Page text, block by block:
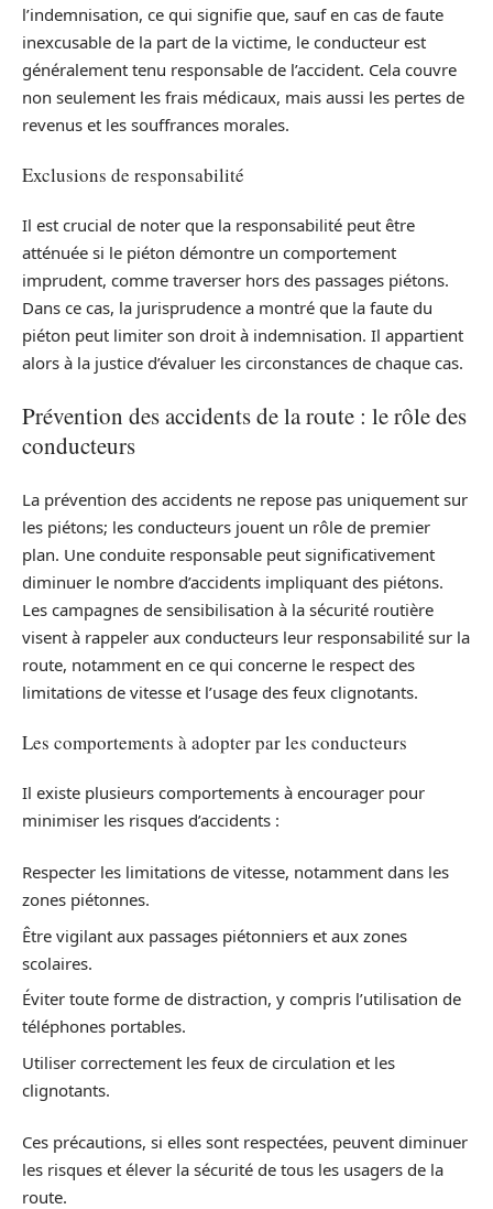
l’indemnisation, ce qui signifie que, sauf en cas de faute
inexcusable de la part de la victime, le conducteur est
généralement tenu responsable de l’accident. Cela couvre
non seulement les frais médicaux, mais aussi les pertes de
revenus et les souffrances morales.
Exclusions de responsabilité
Il est crucial de noter que la responsabilité peut être
atténuée si le piéton démontre un comportement
imprudent, comme traverser hors des passages piétons.
Dans ce cas, la jurisprudence a montré que la faute du
piéton peut limiter son droit à indemnisation. Il appartient
alors à la justice d’évaluer les circonstances de chaque cas.
Prévention des accidents de la route : le rôle des
conducteurs
La prévention des accidents ne repose pas uniquement sur
les piétons; les conducteurs jouent un rôle de premier
plan. Une conduite responsable peut significativement
diminuer le nombre d’accidents impliquant des piétons.
Les campagnes de sensibilisation à la sécurité routière
visent à rappeler aux conducteurs leur responsabilité sur la
route, notamment en ce qui concerne le respect des
limitations de vitesse et l’usage des feux clignotants.
Les comportements à adopter par les conducteurs
Il existe plusieurs comportements à encourager pour
minimiser les risques d’accidents :
Respecter les limitations de vitesse, notamment dans les
zones piétonnes.
Être vigilant aux passages piétonniers et aux zones
scolaires.
Éviter toute forme de distraction, y compris l’utilisation de
téléphones portables.
Utiliser correctement les feux de circulation et les
clignotants.
Ces précautions, si elles sont respectées, peuvent diminuer
les risques et élever la sécurité de tous les usagers de la
route.